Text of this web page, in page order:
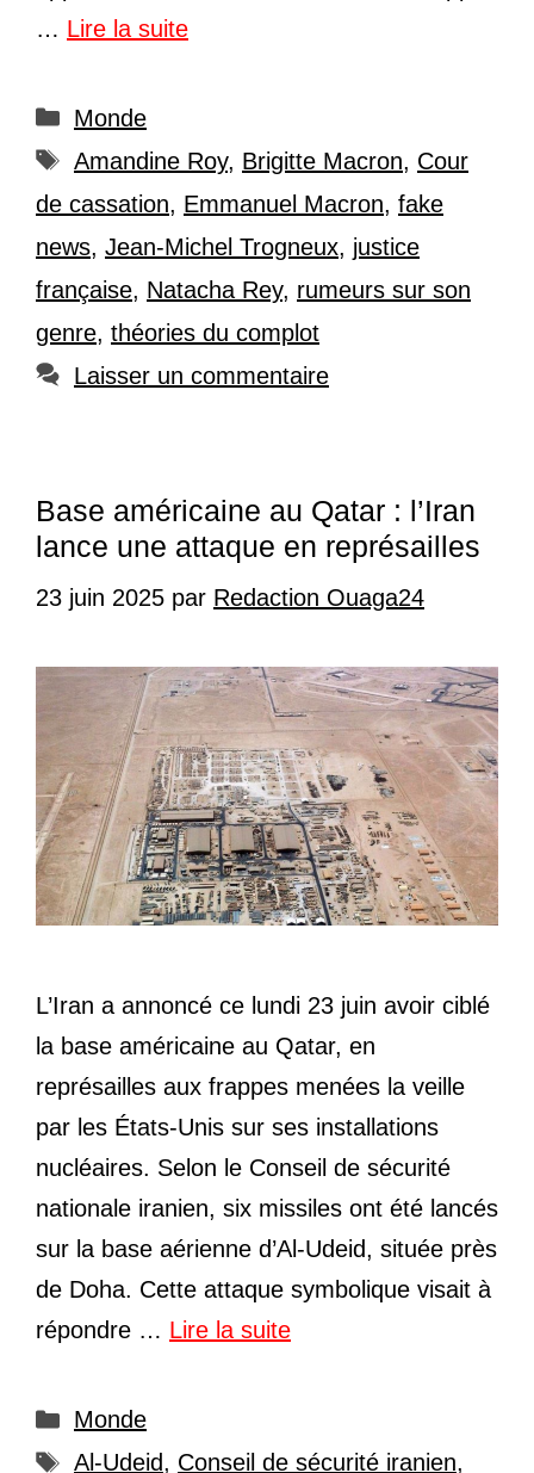
… Lire la suite
Catégories
Monde
Étiquettes
Amandine Roy, Brigitte Macron, Cour
de cassation, Emmanuel Macron, fake
news, Jean-Michel Trogneux, justice
française, Natacha Rey, rumeurs sur son
genre, théories du complot
Laisser un commentaire
Base américaine au Qatar : l’Iran
lance une attaque en représailles
23 juin 2025 par Redaction Ouaga24
L’Iran a annoncé ce lundi 23 juin avoir ciblé
la base américaine au Qatar, en
représailles aux frappes menées la veille
par les États-Unis sur ses installations
nucléaires. Selon le Conseil de sécurité
nationale iranien, six missiles ont été lancés
sur la base aérienne d’Al-Udeid, située près
de Doha. Cette attaque symbolique visait à
répondre … Lire la suite
Catégories
Monde
Étiquettes
Al-Udeid, Conseil de sécurité iranien,